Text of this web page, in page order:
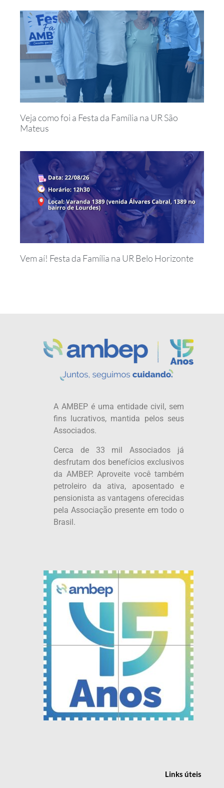
Veja como foi a Festa da Família na UR São
Mateus
Vem aí! Festa da Família na UR Belo Horizonte
A AMBEP é uma entidade civil, sem
fins lucrativos, mantida pelos seus
Associados.
Cerca de 33 mil Associados já
desfrutam dos benefícios exclusivos
da AMBEP. Aproveite você também
petroleiro da ativa, aposentado e
pensionista as vantagens oferecidas
pela Associação presente em todo o
Brasil.
Linksúteis